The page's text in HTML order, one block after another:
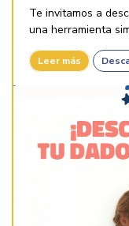
Te invitamos a
una herramienta
Leer más